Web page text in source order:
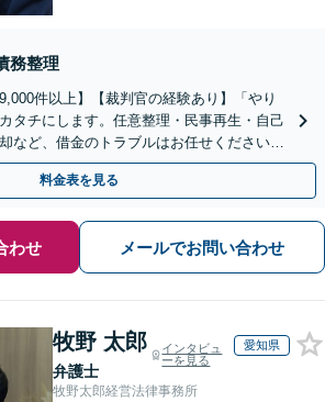
務整理
件以上】【裁判官の経験あり】「やり
タチにします。任意整理・民事再生・自己
など、借金のトラブルはお任せください。
応可能】
料金表を見る
わせ メールでお問い合わせ
牧野 太郎
弁護士
インタビュ
ーを見る
愛知県
牧野太郎経営法律事務所